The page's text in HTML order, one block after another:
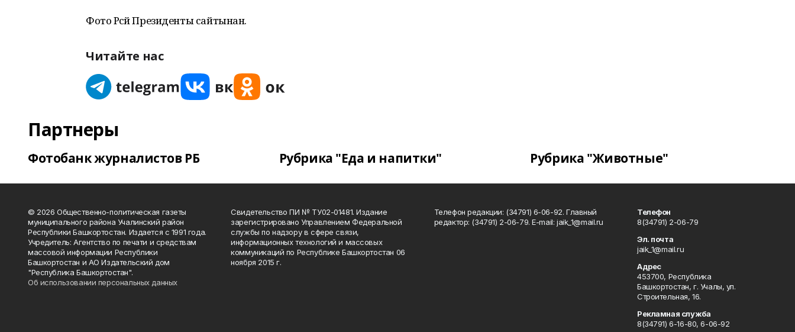
Фото Рәсәй Президенты сайтынан.
Читайте нас
Партнеры
Фотобанк журналистов РБ Рубрика "Еда и напитки" Рубрика "Животные"
© 2026 Общественно-политическая газеты
муниципального района Учалинский район
Республики Башкортостан. Издается с 1991 года.
Учредитель: Агентство по печати и средствам
массовой информации Республики
Башкортостан и АО Издательский дом
"Республика Башкортостан".
Об использовании персональных данных
Свидетельство ПИ № ТУ02-01481. Издание
зарегистрировано Управлением Федеральной
службы по надзору в сфере связи,
информационных технологий и массовых
коммуникаций по Республике Башкортостан 06
ноября 2015 г.
Телефон редакции: (34791) 6-06-92. Главный
редактор: (34791) 2-06-79. Е-mаil: jaik_1@mail.ru
Телефон
8(34791) 2-06-79
Эл. почта
jaik_1@mail.ru
Адрес
453700, Республика
Башкортостан, г. Учалы, ул.
Строительная, 16.
Рекламная служба
8(34791) 6-16-80, 6-06-92